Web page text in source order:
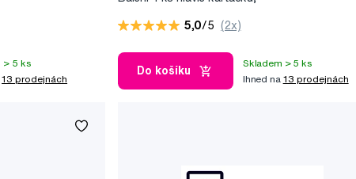
> 5 ks
13 prodejnách
5,0/5 (2x)
Do košíku
Skladem > 5 ks
Ihned na 13 prodejnách